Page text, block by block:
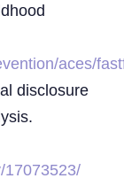
aces/
disclosure
17073523/